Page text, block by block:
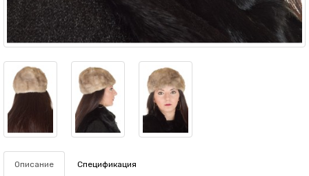
Описание Спецификация